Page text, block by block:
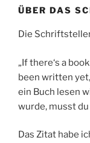
ÜBER DAS
Die
„If there‘s a
been written
ein Buch lesen
wurde, musst
Das Zitat habe